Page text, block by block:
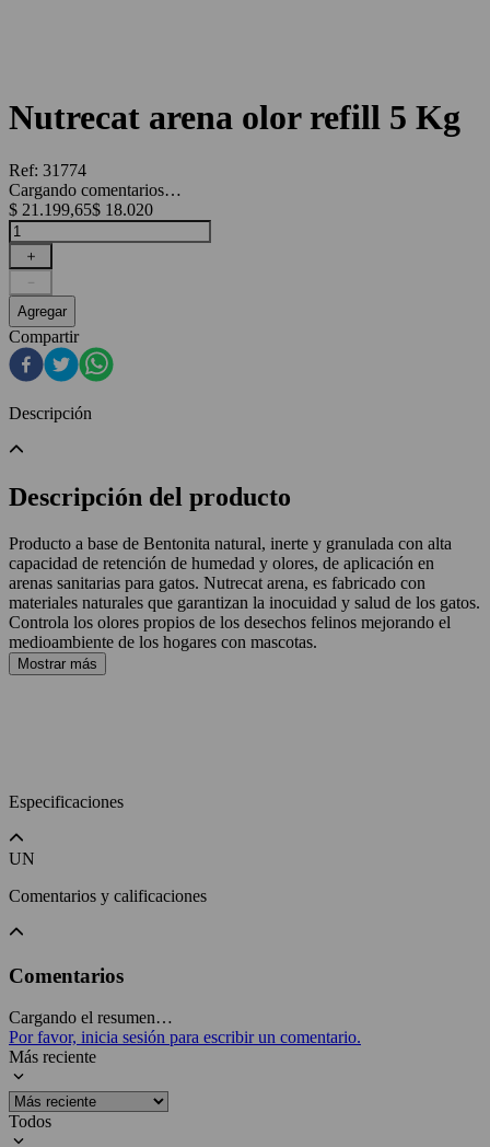
Nutrecat arena olor refill 5 Kg
Ref: 31774
Cargando comentarios…
$ 21.199,65$ 18.020
＋
－
Agregar
Compartir
Descripción
Descripción del producto
Producto a base de Bentonita natural, inerte y granulada con alta
capacidad de retención de humedad y olores, de aplicación en
arenas sanitarias para gatos. Nutrecat arena, es fabricado con
materiales naturales que garantizan la inocuidad y salud de los gatos.
Controla los olores propios de los desechos felinos mejorando el
medioambiente de los hogares con mascotas.
Mostrar más
Especificaciones
UN
Comentarios y calificaciones
Comentarios
Cargando el resumen…
Por favor, inicia sesión para escribir un comentario.
Más reciente
Todos